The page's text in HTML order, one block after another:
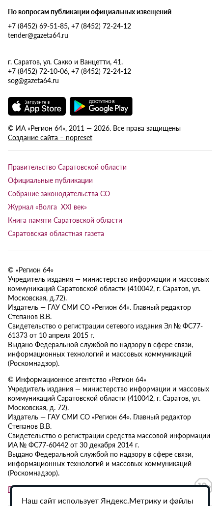
По вопросам публикации официальных извещений
+7 (8452) 69-51-85, +7 (8452) 72-24-12
tender@gazeta64.ru
г. Саратов, ул. Сакко и Ванцетти, 41.
+7 (8452) 72-10-06, +7 (8452) 72-24-12
sog@gazeta64.ru
© ИА «Регион 64», 2011 — 2026. Все права защищены
Создание сайта – nopreset
Правительство Саратовской области
Официальные публикации
Собрание законодательства СО
Журнал «Волга XXI век»
Книга памяти Саратовской области
Саратовская областная газета
© «Регион 64»
Учредитель издания — министерство информации и массовых
коммуникаций Саратовской области (410042, г. Саратов, ул.
Московская, д.72).
Издатель — ГАУ СМИ СО «Регион 64». Главный редактор
Степанов В.В.
Свидетельство о регистрации сетевого издания Эл № ФС77-
61373 от 10 апреля 2015 г.
Выдано Федеральной службой по надзору в сфере связи,
информационных технологий и массовых коммуникаций
(Роскомнадзор).
© Информационное агентство «Регион 64»
Учредитель издания — министерство информации и массовых
коммуникаций Саратовской области (410042, г. Саратов, ул.
Московская, д. 72).
Издатель — ГАУ СМИ СО «Регион 64». Главный редактор
Степанов В.В.
Свидетельство о регистрации средства массовой информации
ИА № ФС77-60442 от 30 декабря 2014 г.
Выдано Федеральной службой по надзору в сфере связи,
информационных технологий и массовых коммуникаций
(Роскомнадзор).
Политика в отношении обработки персональных данных
Наш сайт использует Яндекс.Метрику и файлы